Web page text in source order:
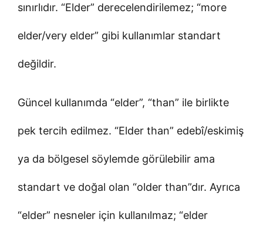
sınırlıdır. “Elder” derecelendirilemez; “more
elder/very elder” gibi kullanımlar standart
değildir.
Güncel kullanımda “elder”, “than” ile birlikte
pek tercih edilmez. “Elder than” edebî/eskimiş
ya da bölgesel söylemde görülebilir ama
standart ve doğal olan “older than”dır. Ayrıca
“elder” nesneler için kullanılmaz; “elder